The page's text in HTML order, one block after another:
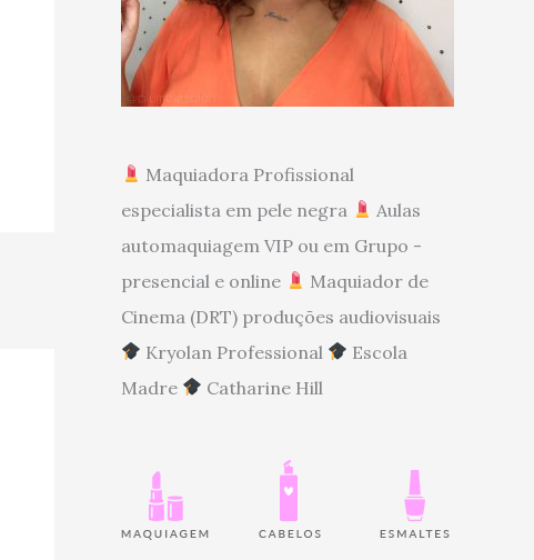
Maquiadora Profissional
especialista em pele negra
Aulas
automaquiagem VIP ou em Grupo -
presencial e online
Maquiador de
Cinema (DRT) produções audiovisuais
Kryolan Professional
Escola
Madre
Catharine Hill